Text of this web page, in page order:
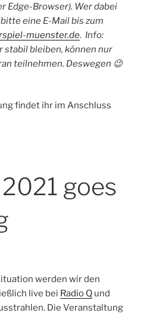
Edge-Browser). Wer dabei
eine E-Mail bis zum
muenster.de. Info:
stabil bleiben, können nur
teilnehmen. Deswegen 😉
findet ihr im Anschluss
goes
werden wir den
live bei Radio Q und
Die Veranstaltung